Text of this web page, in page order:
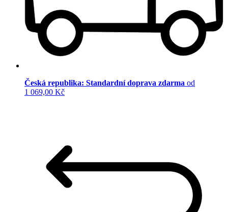
Česká republika: Standardní doprava zdarma od
1 069,00 Kč